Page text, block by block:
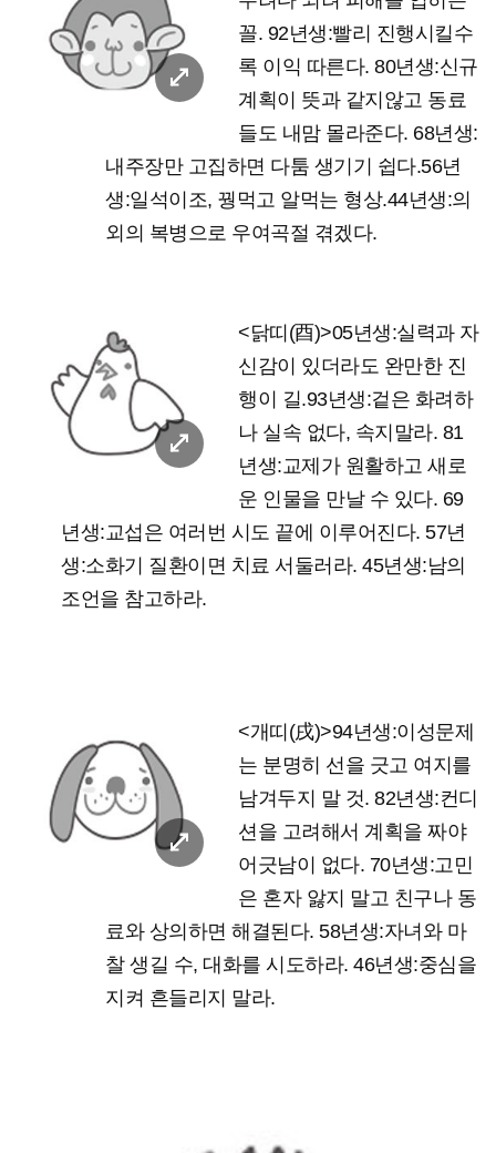
꼴. 92년생:빨리 진행시킬수
록 이익 따른다. 80년생:신규
계획이 뜻과 같지않고 동료
들도 내맘 몰라준다. 68년생:
내주장만 고집하면 다툼 생기기 쉽다.56년
생:일석이조, 꿩먹고 알먹는 형상.44년생:의
외의 복병으로 우여곡절 겪겠다.
<닭띠(酉)>05년생:실력과 자
신감이 있더라도 완만한 진
행이 길.93년생:겉은 화려하
나 실속 없다, 속지말라. 81
년생:교제가 원활하고 새로
운 인물을 만날 수 있다. 69
년생:교섭은 여러번 시도 끝에 이루어진다. 57년
생:소화기 질환이면 치료 서둘러라. 45년생:남의
조언을 참고하라.
<개띠(戌)>94년생:이성문제
는 분명히 선을 긋고 여지를
남겨두지 말 것. 82년생:컨디
션을 고려해서 계획을 짜야
어긋남이 없다. 70년생:고민
은 혼자 앓지 말고 친구나 동
료와 상의하면 해결된다. 58년생:자녀와 마
찰 생길 수, 대화를 시도하라. 46년생:중심을
지켜 흔들리지 말라.